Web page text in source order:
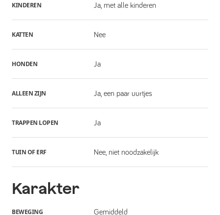
KINDEREN Ja, met alle kinderen
KATTEN Nee
HONDEN Ja
ALLEEN ZIJN Ja, een paar uurtjes
TRAPPEN LOPEN Ja
TUIN OF ERF Nee, niet noodzakelijk
Karakter
BEWEGING Gemiddeld